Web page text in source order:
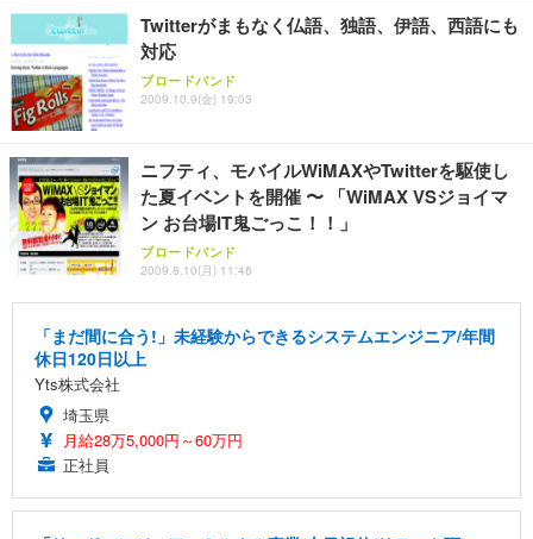
Twitterがまもなく仏語、独語、伊語、西語にも
対応
ブロードバンド
2009.10.9(金) 19:03
ニフティ、モバイルWiMAXやTwitterを駆使し
た夏イベントを開催 〜 「WiMAX VSジョイマ
ン お台場IT鬼ごっこ！！」
ブロードバンド
2009.8.10(月) 11:46
「まだ間に合う!」未経験からできるシステムエンジニア/年間
休日120日以上
Yts株式会社
埼玉県
月給28万5,000円～60万円
正社員